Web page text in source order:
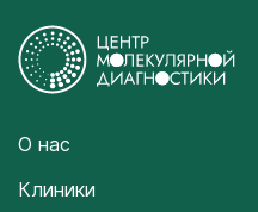
О нас
Клиники